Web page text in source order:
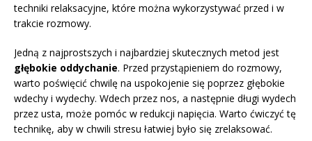
techniki relaksacyjne, które można wykorzystywać przed i w
trakcie rozmowy.
Jedną z najprostszych i najbardziej skutecznych metod jest
głębokie oddychanie. Przed przystąpieniem do rozmowy,
warto poświęcić chwilę na uspokojenie się poprzez głębokie
wdechy i wydechy. Wdech przez nos, a następnie długi wydech
przez usta, może pomóc w redukcji napięcia. Warto ćwiczyć tę
technikę, aby w chwili stresu łatwiej było się zrelaksować.